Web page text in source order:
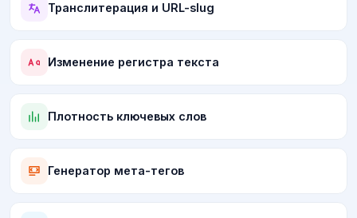
Транслитерация и URL-slug
Изменение регистра текста
Плотность ключевых слов
Генератор мета-тегов